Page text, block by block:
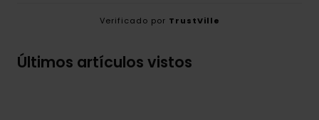
Verificado por TrustVille
Últimos artículos vistos